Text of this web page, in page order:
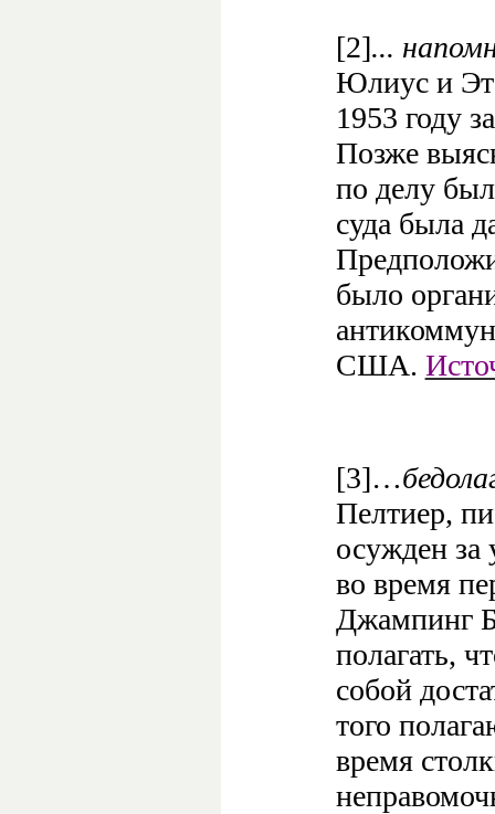
[2]...
Юлиус и
1953 году
Позже
по делу
суда была
было
США.
[3]…
Пелтиер,
осужден за
во время
Джампинг
полагать,
собой
того
время